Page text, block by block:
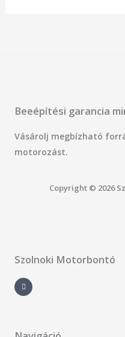
Beeépítési garancia
Vásárolj megbízható
motorozást.
Copyright © 2026
Szolnoki Motorbontó
a
c
e
-